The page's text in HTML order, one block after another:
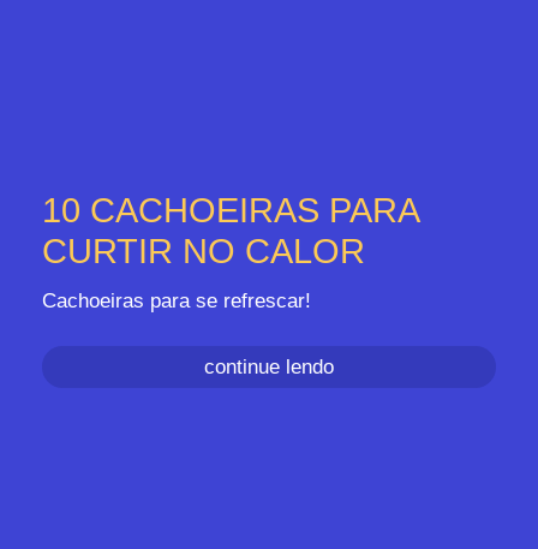
10 CACHOEIRAS PARA
CURTIR NO CALOR
Cachoeiras para se refrescar!
continue lendo